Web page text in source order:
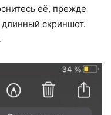
её, прежде
скриншот.